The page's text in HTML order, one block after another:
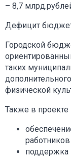
– 8,7
Дефицит
Городской
таких
физической
Также в